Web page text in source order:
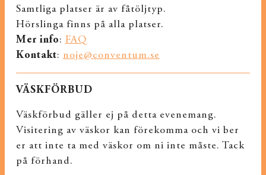
Samtliga platser är av fåtöljtyp.
Hörslinga finns på alla platser.
Mer info: FAQ
Kontakt: noje@conventum.se
VÄSKFÖRBUD
Väskförbud gäller ej på detta evenemang.
Visitering av väskor kan förekomma och vi ber
er att inte ta med väskor om ni inte måste. Tack
på förhand.